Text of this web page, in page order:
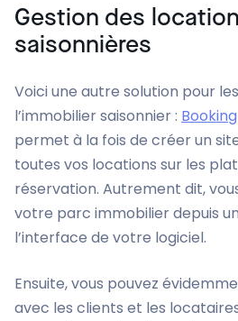
Gestion des
saisonnières
Voici une autre solution pour
l’immobilier saisonnier :
permet à la fois de créer un
toutes vos locations sur les
réservation. Autrement dit,
votre parc immobilier depuis
l’interface de votre logiciel.
Ensuite, vous pouvez
avec les clients et les